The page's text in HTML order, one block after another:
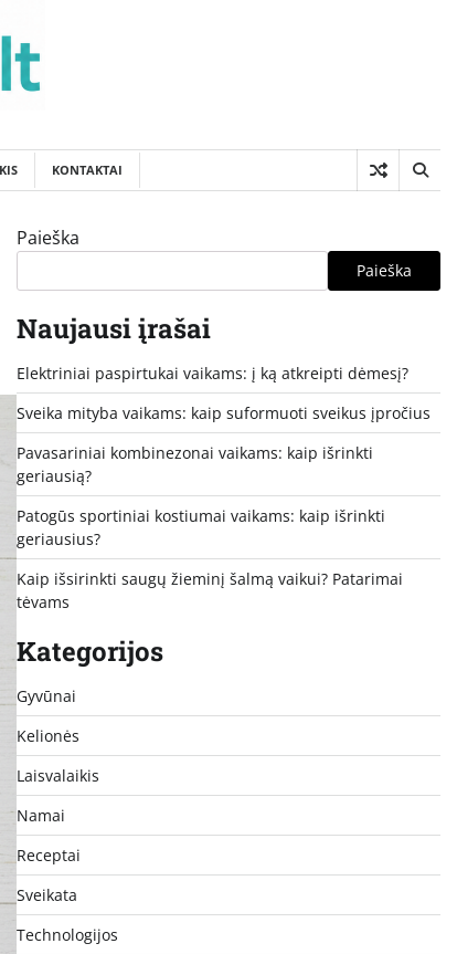
KONTAKTAI
Paieška
Paieška
Naujausi įrašai
Elektriniai paspirtukai vaikams: į ką atkreipti dėmesį?
Sveika mityba vaikams: kaip suformuoti sveikus įpročius
Pavasariniai kombinezonai vaikams: kaip išrinkti
geriausią?
Patogūs sportiniai kostiumai vaikams: kaip išrinkti
geriausius?
Kaip išsirinkti saugų žieminį šalmą vaikui? Patarimai
tėvams
Kategorijos
Gyvūnai
Kelionės
Laisvalaikis
Namai
Receptai
Sveikata
Technologijos